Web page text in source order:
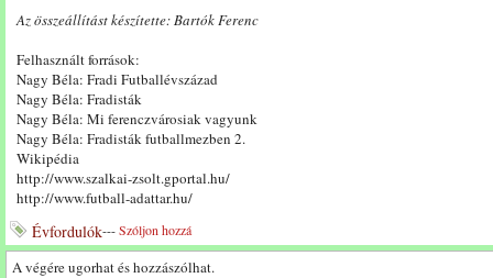
Az összeállítást készítette: Bartók Ferenc
Felhasznált források:
Nagy Béla: Fradi Futballévszázad
Nagy Béla: Fradisták
Nagy Béla: Mi ferenczvárosiak vagyunk
Nagy Béla: Fradisták futballmezben 2.
Wikipédia
http://www.szalkai-zsolt.gportal.hu/
http://www.futball-adattar.hu/
Évfordulók---Szóljon hozzá
A végére ugorhat és hozzászólhat.